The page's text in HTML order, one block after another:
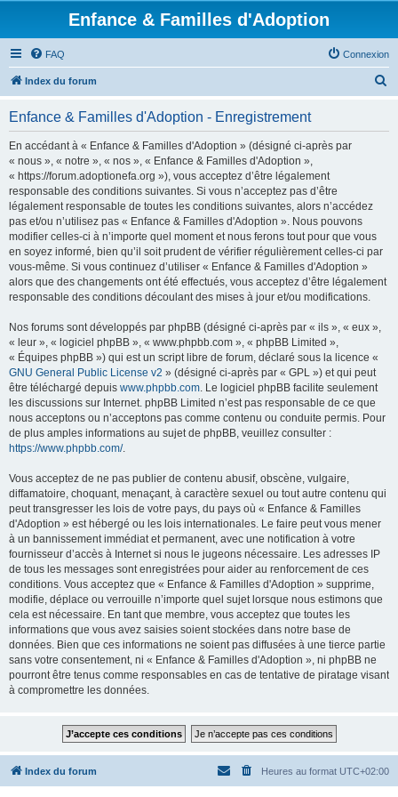
Enfance & Familles d'Adoption
FAQ Connexion
Index du forum
Enfance & Familles d'Adoption - Enregistrement
En accédant à « Enfance & Familles d'Adoption » (désigné ci-après par
« nous », « notre », « nos », « Enfance & Familles d'Adoption »,
« https://forum.adoptionefa.org »), vous acceptez d’être légalement
responsable des conditions suivantes. Si vous n’acceptez pas d’être
légalement responsable de toutes les conditions suivantes, alors n’accédez
pas et/ou n’utilisez pas « Enfance & Familles d'Adoption ». Nous pouvons
modifier celles-ci à n’importe quel moment et nous ferons tout pour que vous
en soyez informé, bien qu’il soit prudent de vérifier régulièrement celles-ci par
vous-même. Si vous continuez d’utiliser « Enfance & Familles d'Adoption »
alors que des changements ont été effectués, vous acceptez d’être légalement
responsable des conditions découlant des mises à jour et/ou modifications.
Nos forums sont développés par phpBB (désigné ci-après par « ils », « eux »,
« leur », « logiciel phpBB », « www.phpbb.com », « phpBB Limited »,
« Équipes phpBB ») qui est un script libre de forum, déclaré sous la licence «
GNU General Public License v2 » (désigné ci-après par « GPL ») et qui peut
être téléchargé depuis www.phpbb.com. Le logiciel phpBB facilite seulement
les discussions sur Internet. phpBB Limited n’est pas responsable de ce que
nous acceptons ou n’acceptons pas comme contenu ou conduite permis. Pour
de plus amples informations au sujet de phpBB, veuillez consulter :
https://www.phpbb.com/.
Vous acceptez de ne pas publier de contenu abusif, obscène, vulgaire,
diffamatoire, choquant, menaçant, à caractère sexuel ou tout autre contenu qui
peut transgresser les lois de votre pays, du pays où « Enfance & Familles
d'Adoption » est hébergé ou les lois internationales. Le faire peut vous mener
à un bannissement immédiat et permanent, avec une notification à votre
fournisseur d’accès à Internet si nous le jugeons nécessaire. Les adresses IP
de tous les messages sont enregistrées pour aider au renforcement de ces
conditions. Vous acceptez que « Enfance & Familles d'Adoption » supprime,
modifie, déplace ou verrouille n’importe quel sujet lorsque nous estimons que
cela est nécessaire. En tant que membre, vous acceptez que toutes les
informations que vous avez saisies soient stockées dans notre base de
données. Bien que ces informations ne soient pas diffusées à une tierce partie
sans votre consentement, ni « Enfance & Familles d'Adoption », ni phpBB ne
pourront être tenus comme responsables en cas de tentative de piratage visant
à compromettre les données.
Index du forum Heures au format UTC+02:00